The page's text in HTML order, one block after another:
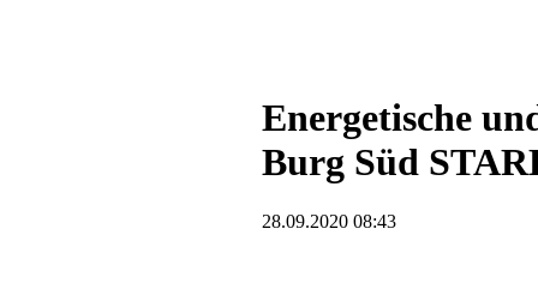
Energetische
Burg Süd
28.09.2020 08:43